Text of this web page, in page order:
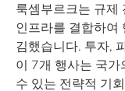
룩셈부르크는 규제
인프라를 결합하여
김했습니다. 투자,
이 7개 행사는 국
수 있는 전략적 기